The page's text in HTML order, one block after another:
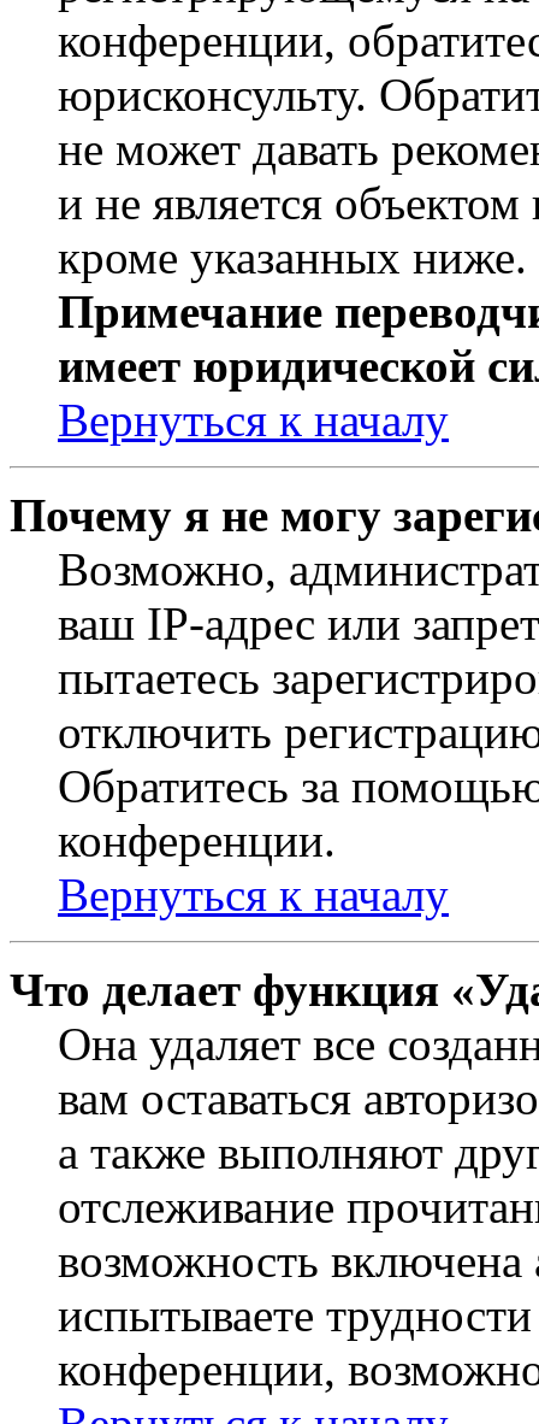
конференции,
юрисконсульту.
не может давать
и не является
кроме указанных ниже.
Примечание
имеет юридической
Вернуться к началу
Почему я не могу
Возможно,
ваш IP-адрес или
пытаетесь
отключить
Обратитесь за
конференции.
Вернуться к началу
Что делает функция
Она удаляет все
вам оставаться
а также выполняют
отслеживание
возможность
испытываете
конференции,